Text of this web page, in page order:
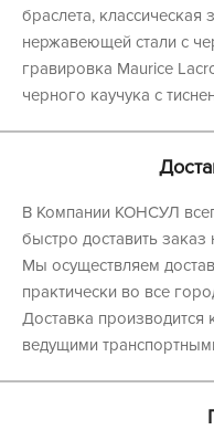
браслета, классическая
нержавеющей стали с
гравировка Maurice
черного каучука с
В Компании КОНСУЛ
быстро доставить
Мы осуществляем
практически во все
Доставка
ведущими